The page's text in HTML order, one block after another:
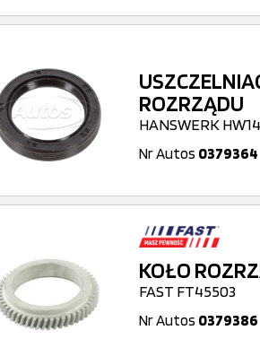
ROZRZĄDU
HANSWERK
Nr Autos 0379364
KOŁO
FAST FT45503
Nr Autos 0379386